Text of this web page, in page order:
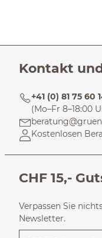
Kontakt
+41 (0) 81 75 60
(Mo–Fr 8–18:00
Kostenlosen
CHF 15,-
Verpassen Sie
Newsletter.